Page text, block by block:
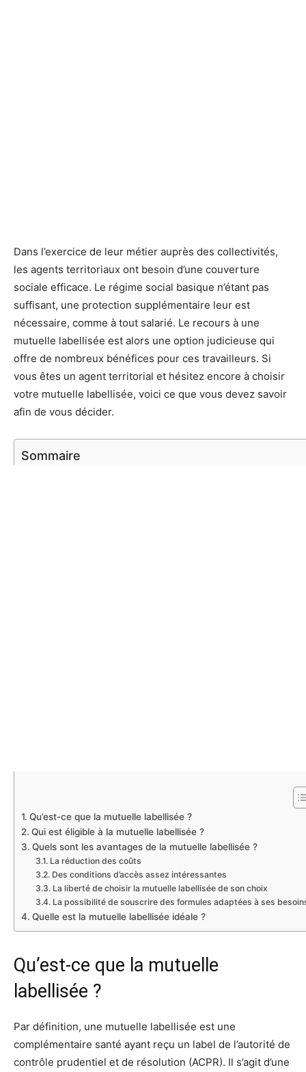
Dans l’exercice de leur métier auprès des collectivités,
les agents territoriaux ont besoin d’une couverture
sociale efficace. Le régime social basique n’étant pas
suffisant, une protection supplémentaire leur est
nécessaire, comme à tout salarié. Le recours à une
mutuelle labellisée est alors une option judicieuse qui
offre de nombreux bénéfices pour ces travailleurs. Si
vous êtes un agent territorial et hésitez encore à choisir
votre mutuelle labellisée, voici ce que vous devez savoir
afin de vous décider.
Sommaire
Qu’est-ce que la mutuelle labellisée ?
Qui est éligible à la mutuelle labellisée ?
Quels sont les avantages de la mutuelle labellisée ?
La réduction des coûts
Des conditions d’accès assez intéressantes
La liberté de choisir la mutuelle labellisée de son choix
La possibilité de souscrire des formules adaptées à ses
Quelle est la mutuelle labellisée idéale ?
Qu’est-ce que la mutuelle
labellisée ?
Par définition, une mutuelle labellisée est une
complémentaire santé ayant reçu un label de l’autorité de
contrôle prudentiel et de résolution (ACPR). Il s’agit d’une